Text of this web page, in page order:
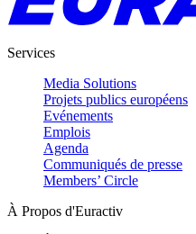
Services
Media Solutions
Projets publics européens
Evénements
Emplois
Agenda
Communiqués de presse
Members’ Circle
À Propos d'Euractiv